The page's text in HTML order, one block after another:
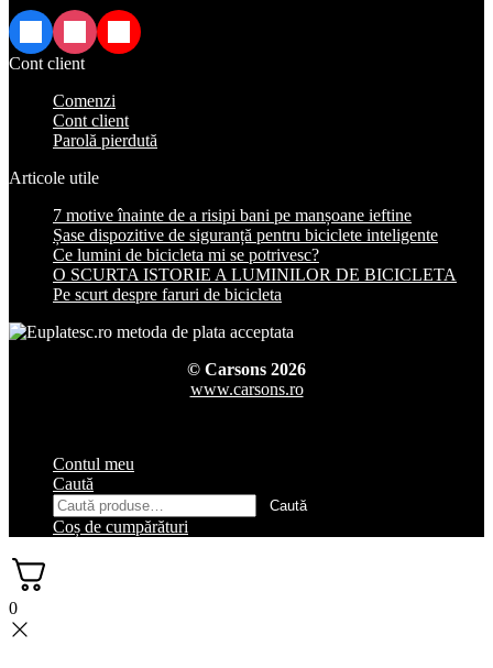
FacebookInstagramTikTok
Cont client
Comenzi
Cont client
Parolă pierdută
Articole utile
7 motive înainte de a risipi bani pe manșoane ieftine
Șase dispozitive de siguranță pentru biciclete inteligente
Ce lumini de bicicleta mi se potrivesc?
O SCURTA ISTORIE A LUMINILOR DE BICICLETA
Pe scurt despre faruri de bicicleta
© Carsons 2026
www.carsons.ro
Contul meu
Caută
Caută
după:
Caută
Coș de cumpărături
0